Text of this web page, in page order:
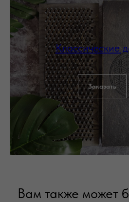
Классические
Заказать
Вам также может